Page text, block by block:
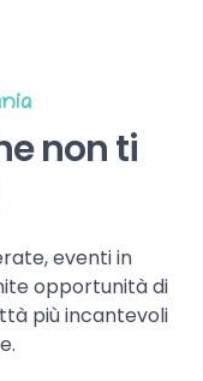
non ti
eventi in
opportunità di
più incantevoli